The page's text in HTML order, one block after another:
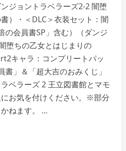
ジョントラベラーズ2-2 闇堕
）・＜DLC＞衣装セット：闇
の会員書SP」含む）（ダンジ
堕ちの乙女とはじまりの
キャラ：コンプリートパッ
書」＆「超大吉のおみくじ」
ベラーズ 2 王立図書館とマモ
お気を付けください。※部分
ねます。 ...